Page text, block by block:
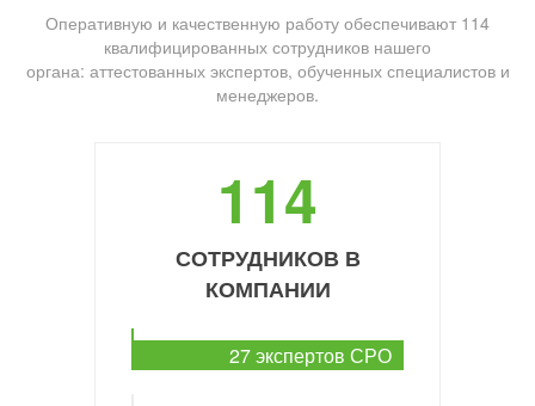
Оперативную и качественную работу обеспечивают 114
квалифицированных сотрудников нашего
органа: аттестованных экспертов, обученных специалистов и
менеджеров.
114
СОТРУДНИКОВ В
КОМПАНИИ
27 экспертов СРО